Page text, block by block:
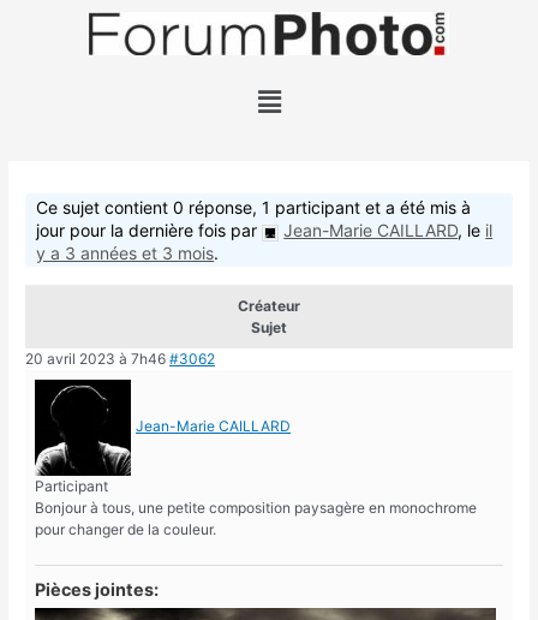
Ce sujet contient 0 réponse, 1 participant et a été mis à
jour pour la dernière fois par
Jean-Marie CAILLARD, le il
y a 3 années et 3 mois.
Créateur
Sujet
20 avril 2023 à 7h46 #3062
Jean-Marie CAILLARD
Participant
Bonjour à tous, une petite composition paysagère en monochrome
pour changer de la couleur.
Pièces jointes: